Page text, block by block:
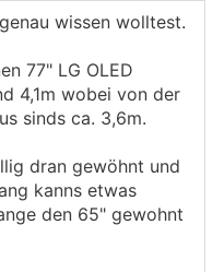
wissen wolltest.
77" LG OLED
4,1m wobei von der
sinds ca. 3,6m.
dran gewöhnt und
kanns etwas
den 65" gewohnt